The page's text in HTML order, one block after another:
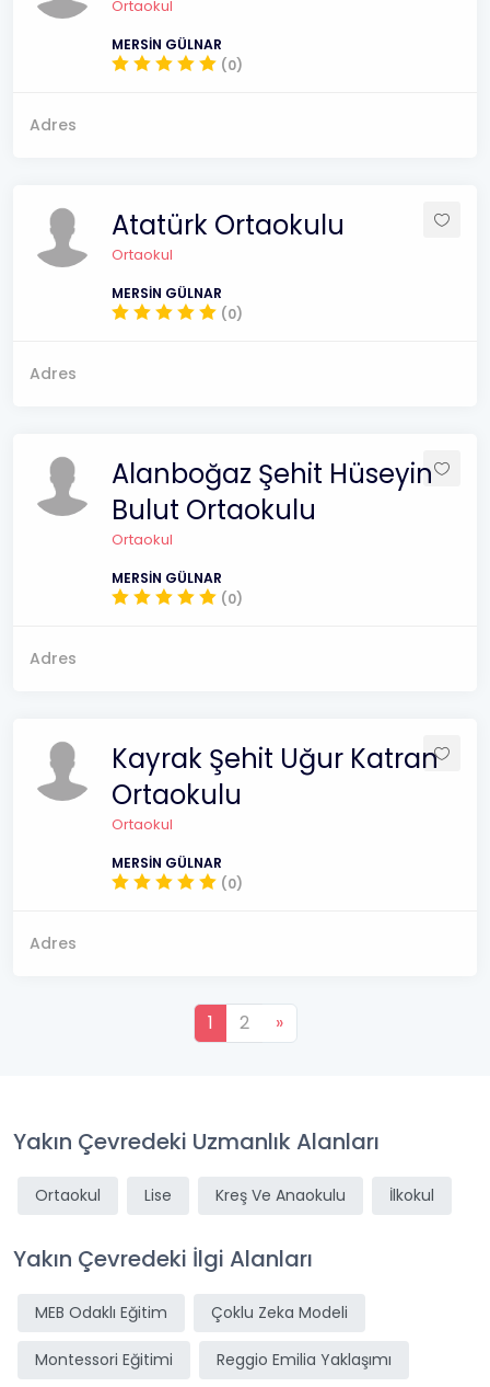
Ortaokul
MERSİN GÜLNAR
(0)
Adres
Atatürk Ortaokulu
Ortaokul
MERSİN GÜLNAR
(0)
Adres
Alanboğaz Şehit Hüseyin
Bulut Ortaokulu
Ortaokul
MERSİN GÜLNAR
(0)
Adres
Kayrak Şehit Uğur Katran
Ortaokulu
Ortaokul
MERSİN GÜLNAR
(0)
Adres
1 2 »
Yakın Çevredeki Uzmanlık Alanları
Ortaokul Lise Kreş Ve Anaokulu İlkokul
Yakın Çevredeki İlgi Alanları
MEB Odaklı Eğitim Çoklu Zeka Modeli
Montessori Eğitimi Reggio Emilia Yaklaşımı